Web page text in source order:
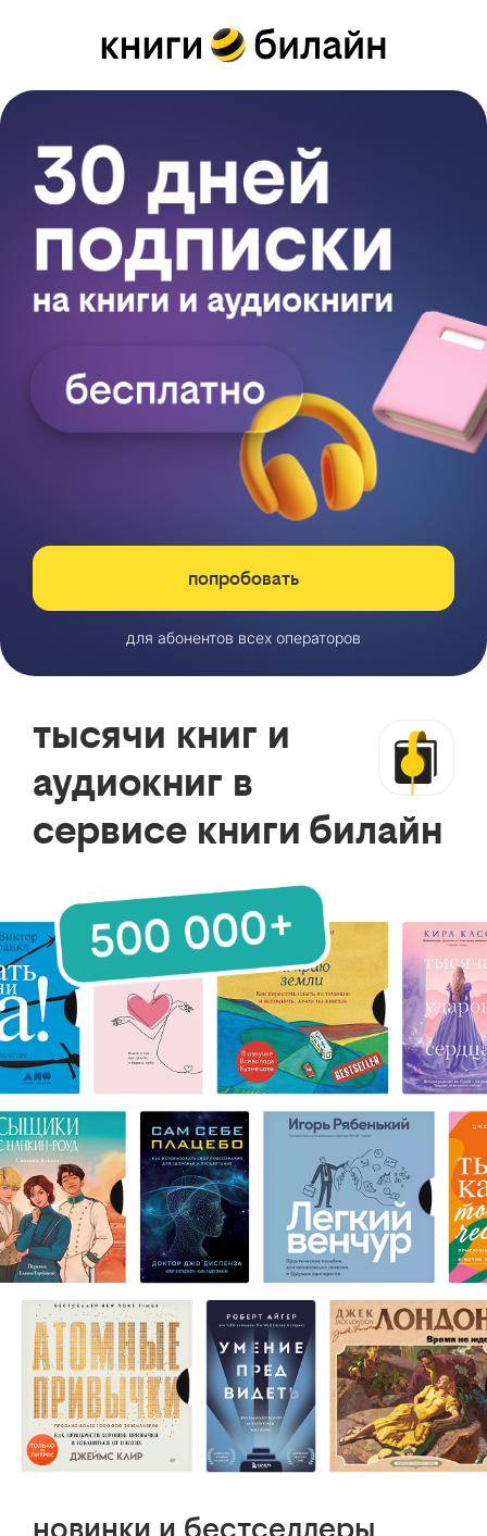
попробовать
для абонентов всех операторов
тысячи книг и
аудиокниг в
сервисе книги билайн
новинки и бестселлеры